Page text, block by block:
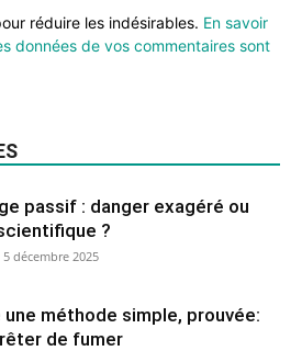
réduire les indésirables. En savoir
données de vos commentaires sont
passif : danger exagéré ou
?
5 décembre 2025
une méthode simple, prouvée:
de fumer